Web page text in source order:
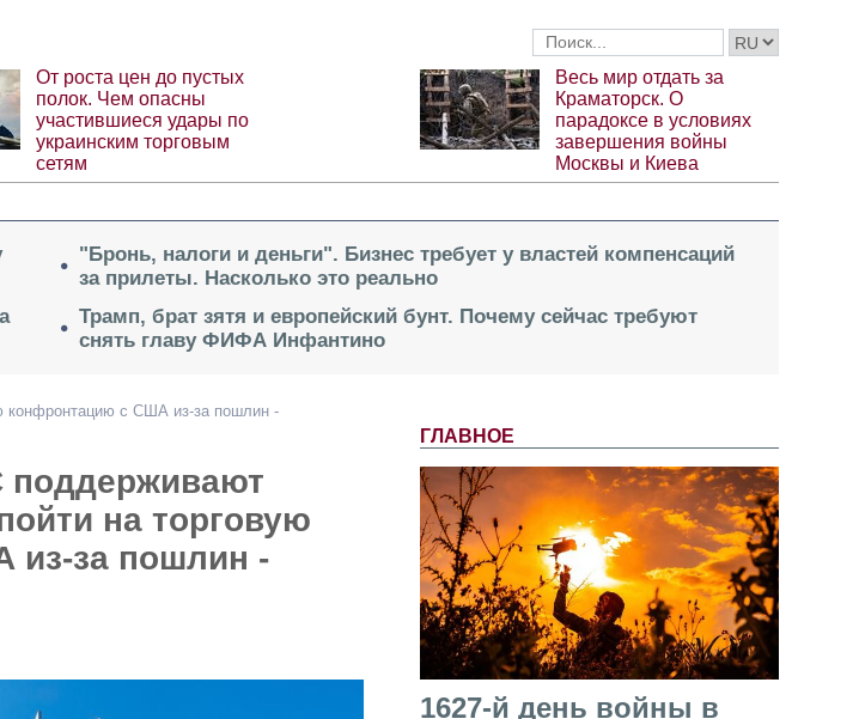
От роста цен до пустых
полок. Чем опасны
участившиеся удары по
украинским торговым
сетям
Весь мир отдать за
Краматорск. О
парадоксе в условиях
завершения войны
Москвы и Киева
"Бронь, налоги и деньги". Бизнес требует у властей компенсаций
за прилеты. Насколько это реально
Трамп, брат зятя и европейский бунт. Почему сейчас требуют
снять главу ФИФА Инфантино
ГЛАВНОЕ
1627-й день войны в
конфронтацию с США из-за пошлин -
поддерживают
на торговую
из-за пошлин -